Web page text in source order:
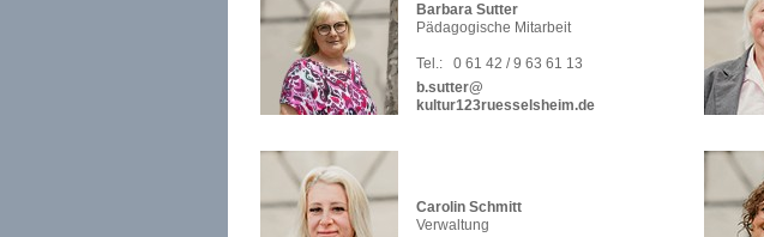
Barbara Sutter
Pädagogische Mitarbeit
Tel.:
0 61 42 / 9 63 61 13
b.sutter@
kultur123ruesselsheim.de
Carolin Schmitt
Verwaltung